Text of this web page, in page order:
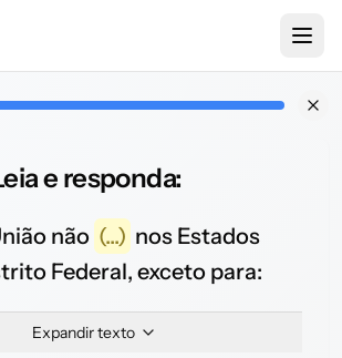
e responda:
não (...) nos Estados
Federal, exceto para:
Expandir texto